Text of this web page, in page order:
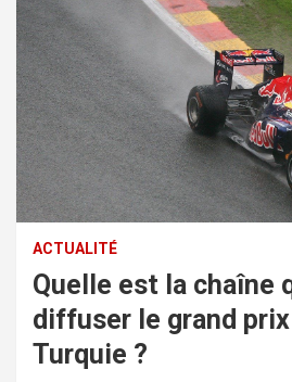
ACTUALITÉ
Quelle est la chaîne
diffuser le grand prix
Turquie ?